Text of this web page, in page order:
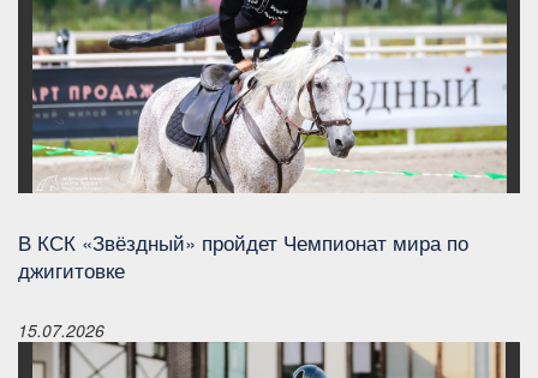
В КСК «Звёздный» пройдет Чемпионат мира по
джигитовке
15.07.2026